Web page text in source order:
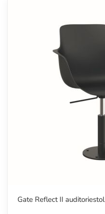
Gate Reflect II auditoriestol